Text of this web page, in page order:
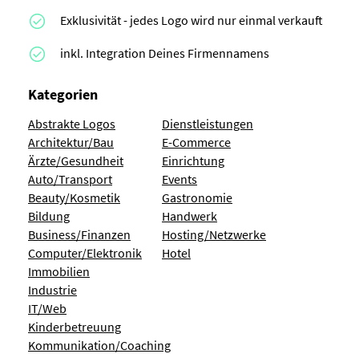
Exklusivität - jedes Logo wird nur einmal verkauft
inkl. Integration Deines Firmennamens
Kategorien
Abstrakte Logos
Architektur/Bau
Ärzte/Gesundheit
Auto/Transport
Beauty/Kosmetik
Bildung
Business/Finanzen
Computer/Elektronik
Dienstleistungen
E-Commerce
Einrichtung
Events
Gastronomie
Handwerk
Hosting/Netzwerke
Hotel
Immobilien
Industrie
IT/Web
Kinderbetreuung
Kommunikation/Coaching